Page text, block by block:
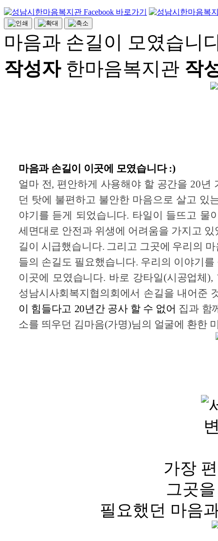
마음과 손길이 모였습니
작성자한마음복지관 작
마음과 손길이 이곳에 모였습니다 :)
얼마 전, 편안하게 사용해야 할 공간을 20년
던 탓에 불편하고 불안한 마음으로 살고 있
야기를 듣게 되었습니다. 타일이 들뜨고 물
세면대로 안전과 위생에 어려움을 가지고
길이 시급했습니다. 그리고 그곳에 우리의
들의 손길도 필요했습니다. 우리의 이야기
이곳에 모였습니다. 바로 강타일(시공업체
성남시사회복지협의회에서 손길을 내어준
이 힘들다고 20년간 공사 할 수 없어 집과 함
소를 띄우던 김마음(가명)님의 얼굴에 환한
가장
그곳
필요했던 마음